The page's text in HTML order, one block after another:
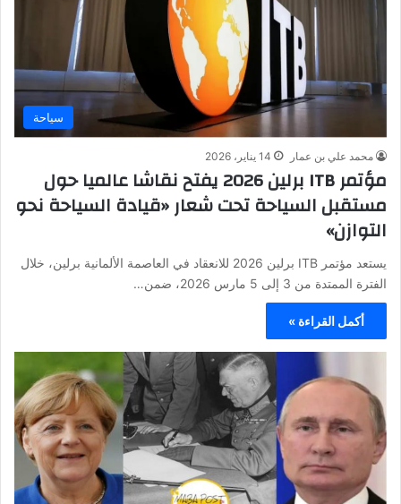
سياحة
محمد علي بن عمار 14 يناير، 2026
مؤتمر ITB برلين 2026 يفتح نقاشا عالميا حول
مستقبل السياحة تحت شعار «قيادة السياحة نحو
التوازن»
يستعد مؤتمر ITB برلين 2026 للانعقاد في العاصمة الألمانية برلين، خلال
الفترة الممتدة من 3 إلى 5 مارس 2026، ضمن…
أكمل القراءة »